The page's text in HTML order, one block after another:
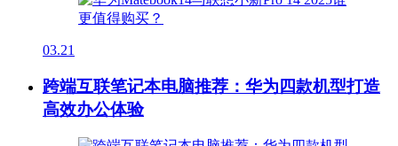
03.21
跨端互联笔记本电脑推荐：华为四款机型打造
高效办公体验